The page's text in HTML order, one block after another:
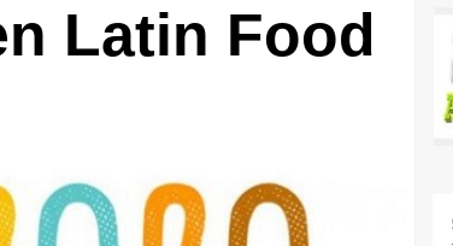
Latin Food